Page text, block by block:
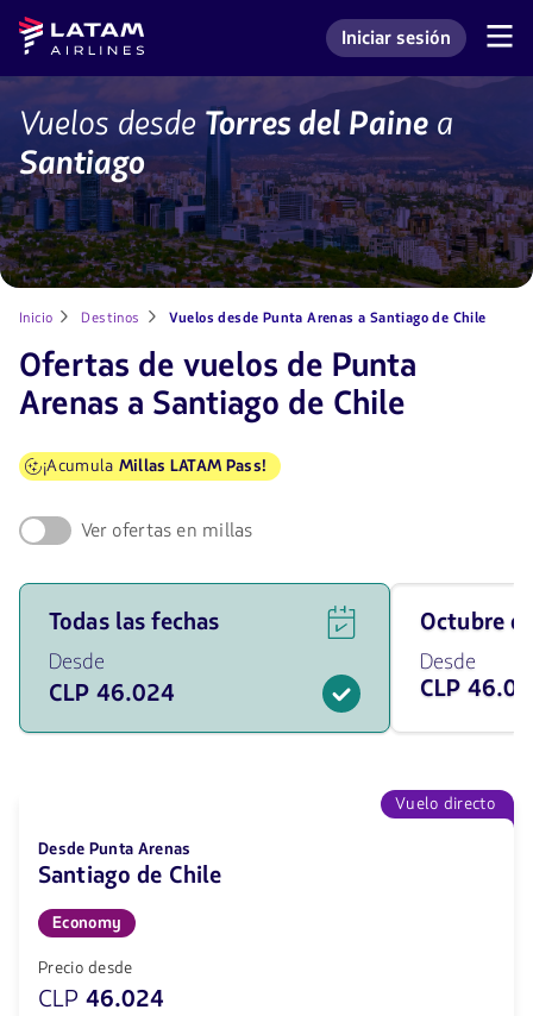
Saltar
menú.
Saltar al
contenido
principal.
Navegación
secciones
de
usuario.
Latam
Airlines
Ingresar a mi cuenta
Iniciar sesión
Vuelos
desde
Torres
del
Paine
a
Santiago
con
LATAM
Vuelos desde Torres del Paine a
Santiago
Inicio Destinos Vuelos desde Punta Arenas a Santiago de Chile
Ofertas de vuelos de Punta
Arenas a Santiago de Chile
¡Acumula Millas LATAM Pass!
Ver ofertas en millas
Ver
ofertas
de
vuelos
para
las
Todas las fechas
Desde
CLP 46.024
Viaja
en
octubre
de
2026
46024
octubre
Desde
CLP
Vuelo directo
Desde Punta Arenas
Santiago de Chile
Economy
Precio desde
CLP 46.024